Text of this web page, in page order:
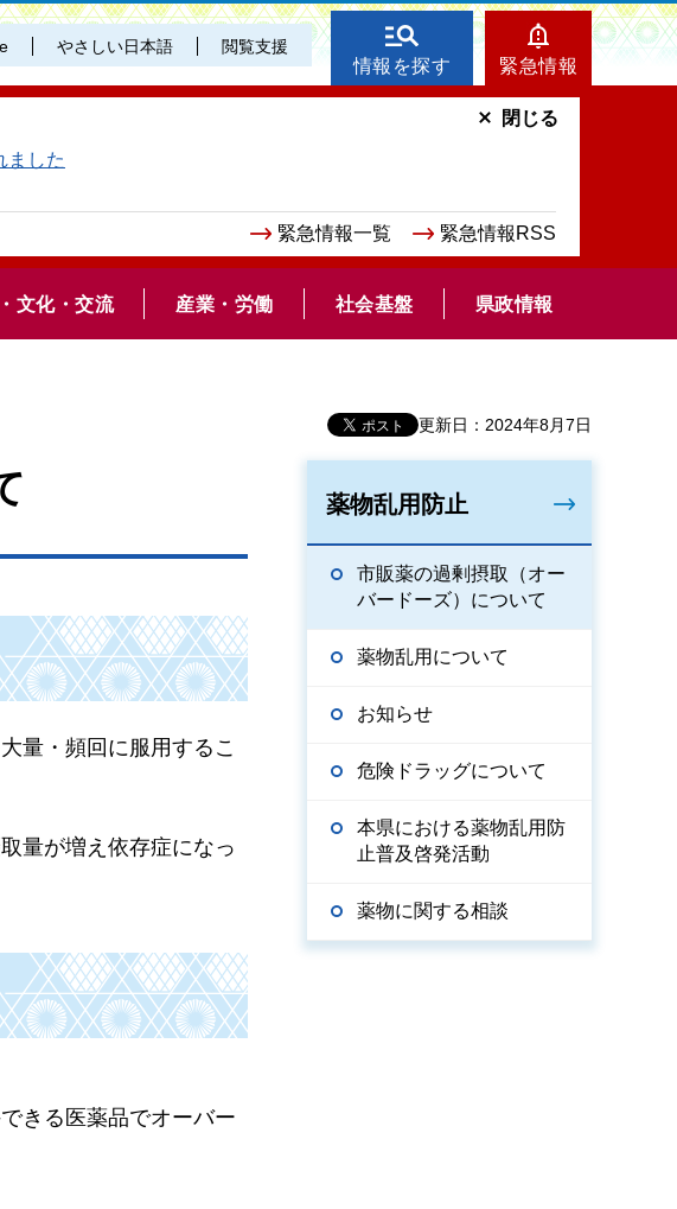
やさしい日本語 閲覧支援
情報を探す 緊急情報
ました
緊急情報一覧 緊急情報RSS
閉じる
文化・交流 産業・労働 社会基盤 県政情報
更新日：2024年8月7日
量・頻回に服用するこ
量が増え依存症になっ
きる医薬品でオーバー
薬物乱用防止
市販薬の過剰摂取（オー
バードーズ）について
薬物乱用について
お知らせ
危険ドラッグについて
本県における薬物乱用防
止普及啓発活動
薬物に関する相談